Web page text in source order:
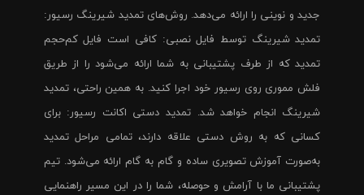
جدید و نوینی را ارائه می‌دهد. روش‌های تمدید شیرینگ رسیور:
تمدید شیرینگ توسط فایل نصبی: کافی است فایل کم‌حجم
تمدید که از طرف پشتیبانی به شما ارائه می‌شود را از طریق
فلش مموری روی رسیور خود اجرا کنید. به همین راحتی، تمدید
شیرینگ انجام خواهد شد. تمدید دستی اکانت رسیور: برای
کسانی که به روش دستی علاقه دارند، تمامی مراحل تمدید
به‌صورت آموزش تصویری ساده و گام به گام ارائه می‌شود. تیم
پشتیبانی ما با آرامش و حوصله، شما را در این مسیر راهنمایی